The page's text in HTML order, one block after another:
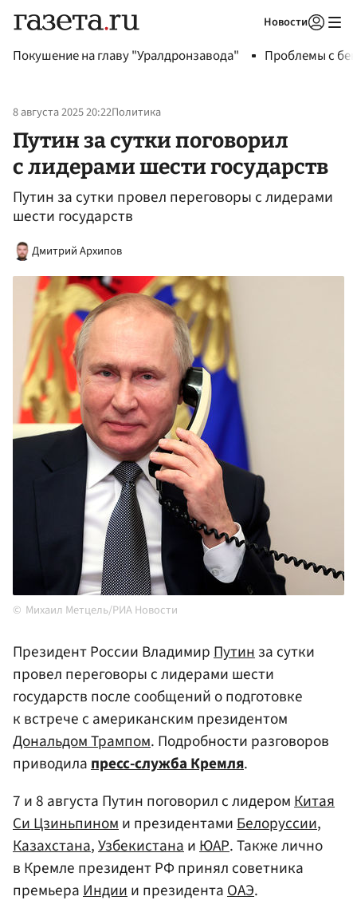
Новости
Покушение на главу "Уралдронзавода" Проблемы с
8 августа 2025 20:22Политика
Путин за сутки поговорил
с лидерами шести государств
Путин за сутки провел переговоры с лидерами
шести государств
Дмитрий Архипов
Михаил Метцель/РИА Новости
Президент России ВладимирПутинза сутки
провел переговоры с лидерами шести
государств после сообщений о подготовке
к встрече с американским президентом
Дональдом Трампом. Подробности разговоров
приводилапресс-служба Кремля.
7 и 8 августа Путин поговорил с лидеромКитая
Си Цзиньпиноми президентамиБелоруссии,
Казахстана,УзбекистанаиЮАР. Также лично
в Кремле президент РФ принял советника
премьераИндиии президентаОАЭ.